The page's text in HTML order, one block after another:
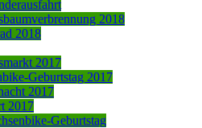
2018
2018
2017
Geburtstag 2017
2017
2017
Geburtstag